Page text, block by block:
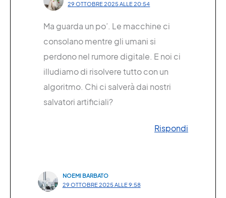
29 OTTOBRE 2025 ALLE 20:54
Ma guarda un po’. Le macchine ci
consolano mentre gli umani si
perdono nel rumore digitale. E noi ci
illudiamo di risolvere tutto con un
algoritmo. Chi ci salverà dai nostri
salvatori artificiali?
Rispondi
NOEMI BARBATO
29 OTTOBRE 2025 ALLE 9:58